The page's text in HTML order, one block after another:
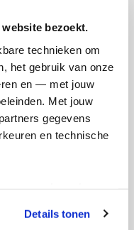
bezoekt.
technieken om
het gebruik van onze
en — met jouw
Met jouw
gegevens
en technische
moment wijzigen of
Details tonen